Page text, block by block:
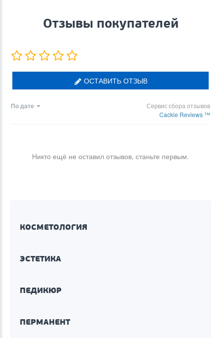
Отзывы покупателей
ОСТАВИТЬ ОТЗЫВ
По дате
Сервис сбора отзывов
Cackle Reviews ™
Никто ещё не оставил отзывов, станьте первым.
КОСМЕТОЛОГИЯ
ЭСТЕТИКА
ПЕДИКЮР
ПЕРМАНЕНТ